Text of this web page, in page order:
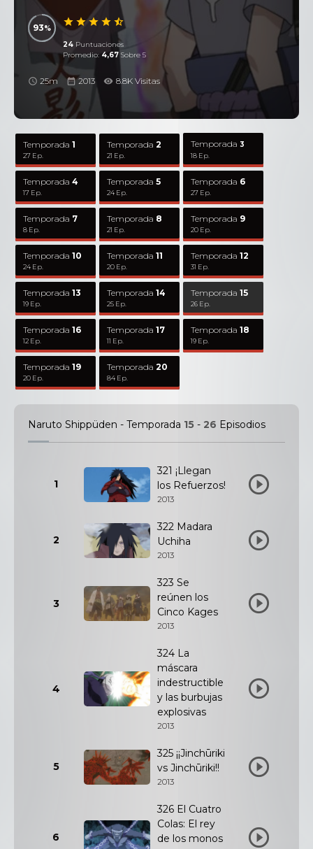
93
24 Puntuaciones
Promedio: 4,67 Sobre 5
25m 2013 8.8K Visitas
Temporada1
27 Ep.
Temporada2
21 Ep.
Temporada3
18 Ep.
Temporada4
17 Ep.
Temporada5
24 Ep.
Temporada 6
27 Ep.
Temporada 7
8 Ep.
Temporada 8
21 Ep.
Temporada 9
20 Ep.
Temporada10
24 Ep.
Temporada11
20 Ep.
Temporada12
31 Ep.
Temporada13
19 Ep.
Temporada14
25 Ep.
Temporada15
26 Ep.
Temporada16
12 Ep.
Temporada17
11 Ep.
Temporada18
19 Ep.
Temporada19
20 Ep.
Temporada20
84 Ep.
Naruto Shippüden - Temporada 15 - 26 Episodios
1
321 ¡Llegan
los Refuerzos!
2013
2
322 Madara
Uchiha
2013
3
323 Se
reúnen los
Cinco Kages
2013
4
324 La
máscara
indestructible
y las burbujas
explosivas
2013
5
325 ¡¡Jinchūriki
vs Jinchūriki!!
2013
6
326 El Cuatro
Colas: El rey
de los monos